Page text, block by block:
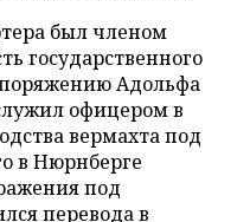
был членом
государственного
Адольфа
офицером в
вермахта под
в Нюрнберге
под
перевода в